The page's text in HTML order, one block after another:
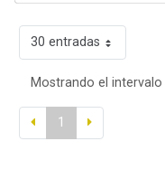
30 entradas
Mostrando el
1